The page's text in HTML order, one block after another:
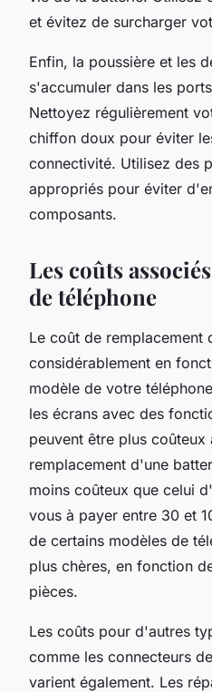
et évitez de surcharger
Enfin, la poussière et les
s'accumuler dans les
Nettoyez régulièrement
chiffon doux pour éviter
connectivité. Utilisez des
appropriés pour éviter
composants.
Les coûts
de téléphone
Le coût de remplacement
considérablement en
modèle de votre
les écrans avec des
peuvent être plus coûteux
remplacement d'une
moins coûteux que celui
vous à payer entre 30 et
de certains modèles de
plus chères, en fonction
pièces.
Les coûts pour d'autres
comme les connecteurs
varient également. Les